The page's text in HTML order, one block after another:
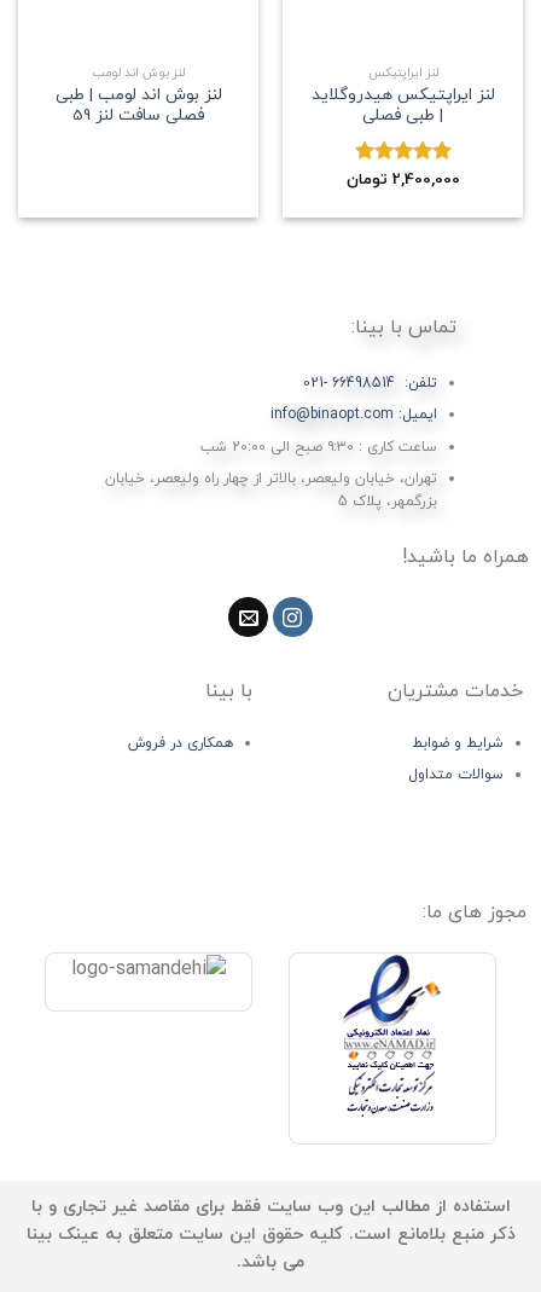
لنز ایراپتیکس
لنز ایراپتیکس هیدروگلاید
| طبی فصلی
نمره5.002,400,000 تومان
لنز بوش اند لومب
لنز بوش اند لومب | طبی
فصلی سافت لنز 59
تماس با بینا:
تلفن: 66498514 -021
ایمیل: info@binaopt.com
ساعت کاری : ۹:۳۰ صبح الی 20:00 شب
تهران، خیابان ولیعصر، بالاتر از چهار راه ولیعصر، خیابان
بزرگمهر، پلاک 5
همراه ما باشید!
خدمات مشتریان
شرایط و ضوابط
سوالات متداول
با بینا
همکاری در فروش
مجوز های ما:
استفاده از مطالب این وب سایت فقط برای مقاصد غیر تجاری و با
ذکر منبع بلامانع است. کلیه حقوق این سایت متعلق به عینک بینا
می باشد.